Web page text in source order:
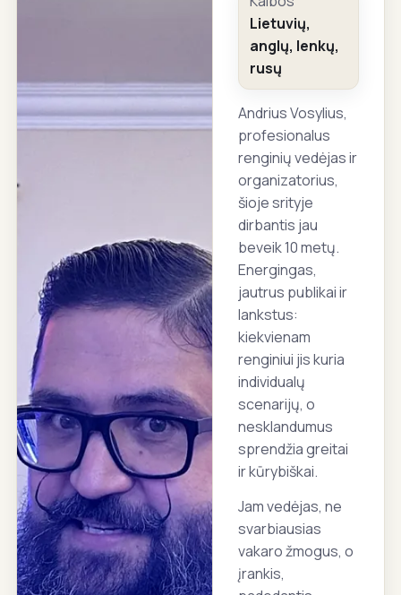
Lietuvių,
anglų, lenkų,
rusų
Andrius Vosylius,
profesionalus
renginių vedėjas ir
organizatorius,
šioje srityje
dirbantis jau
beveik 10 metų.
Energingas,
jautrus publikai ir
lankstus:
kiekvienam
renginiui jis kuria
individualų
scenarijų, o
nesklandumus
sprendžia greitai
ir kūrybiškai.
Jam vedėjas, ne
svarbiausias
vakaro žmogus, o
įrankis,